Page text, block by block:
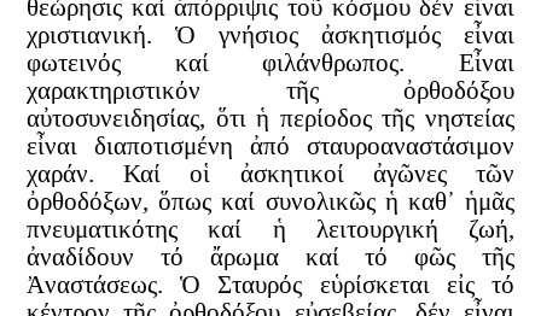
θεώρησις καί ἀπόρριψις τοῦ κόσμου δέν εἶναι
χριστιανική. Ὁ γνήσιος ἀσκητισμός εἶναι
φωτεινός καί φιλάνθρωπος. Εἶναι
χαρακτηριστικόν τῆς ὀρθοδόξου
αὐτοσυνειδησίας, ὅτι ἡ περίοδος τῆς νηστείας
εἶναι διαποτισμένη ἀπό σταυροαναστάσιμον
χαράν. Καί οἱ ἀσκητικοί ἀγῶνες τῶν
ὀρθοδόξων, ὅπως καί συνολικῶς ἡ καθ᾿ ἡμᾶς
πνευματικότης καί ἡ λειτουργική ζωή,
ἀναδίδουν τό ἄρωμα καί τό φῶς τῆς
Ἀναστάσεως. Ὁ Σταυρός εὑρίσκεται εἰς τό